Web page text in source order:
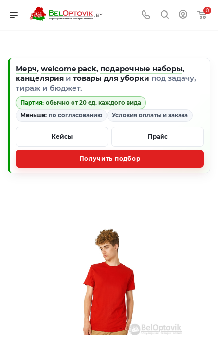
0
Мерч, welcome pack, подарочные наборы,
канцелярия и товары для уборки под задачу,
тираж и бюджет.
Партия: обычно от 20 ед. каждого вида
Меньше: по согласованию Условия оплаты и заказа
Кейсы Прайс
Получить подбор